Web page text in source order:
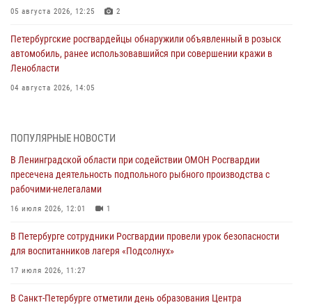
05 августа 2026, 12:25 2
Петербургские росгвардейцы обнаружили объявленный в розыск
автомобиль, ранее использовавшийся при совершении кражи в
Ленобласти
04 августа 2026, 14:05
также оказали доврачебную помощь пострадавшим
03 августа 2026, 14:15 3 1
Росгвардейцы приняли участие в Большом семейном фестивале
03 августа 2026, 13:26
В Ленинградской области сотрудники Росгвардии обнаружили
пропавшего мальчика с нарушением слуха и помогли ему вернуться
домой
ПОПУЛЯРНЫЕ НОВОСТИ
В Ленинградской области при содействии ОМОН Росгвардии
пресечена деятельность подпольного рыбного производства с
рабочими-нелегалами
16 июля 2026, 12:01 1
В Петербурге сотрудники Росгвардии провели урок безопасности
для воспитанников лагеря «Подсолнух»
17 июля 2026, 11:27
В Санкт-Петербурге отметили день образования Центра